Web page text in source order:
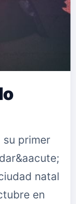
su primer
natal
en